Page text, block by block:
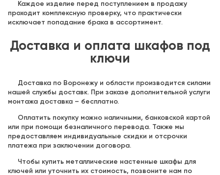
Каждое изделие перед поступлением в продажу
проходит комплексную проверку, что практически
исключает попадание брака в ассортимент.
Доставка и оплата шкафов под
ключи
Доставка по Воронежу и области производится силами
нашей службы доставк. При заказе дополнительной услуги
монтажа доставка – бесплатно.
Оплатить покупку можно наличными, банковской картой
или при помощи безналичного перевода. Также мы
предоставляем индивидуальные скидки и отсрочки
платежа при заключении договора.
Чтобы купить металлические настенные шкафы для
ключей или уточнить их стоимость, позвоните нам по